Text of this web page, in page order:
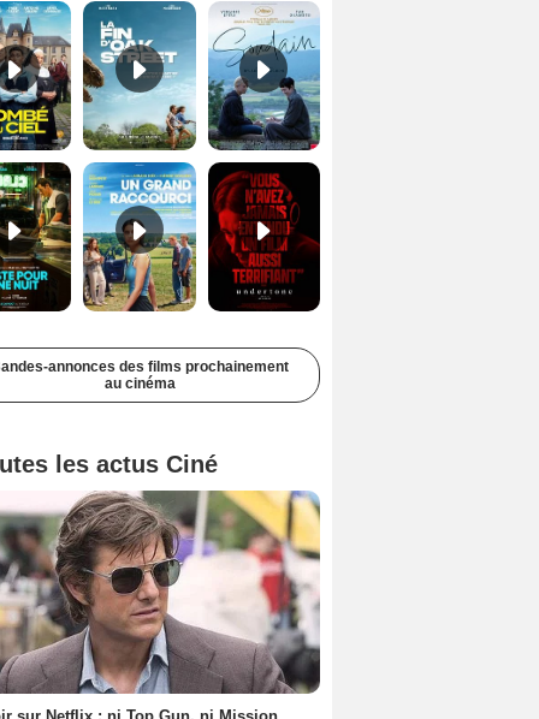
Juste pour une nuit Bande-annonce VO STFR Un grand raccourci Bande-annonce VF Undertone Bande-annonce VO STFR
annonces des films prochainement
au cinéma
les actus Ciné